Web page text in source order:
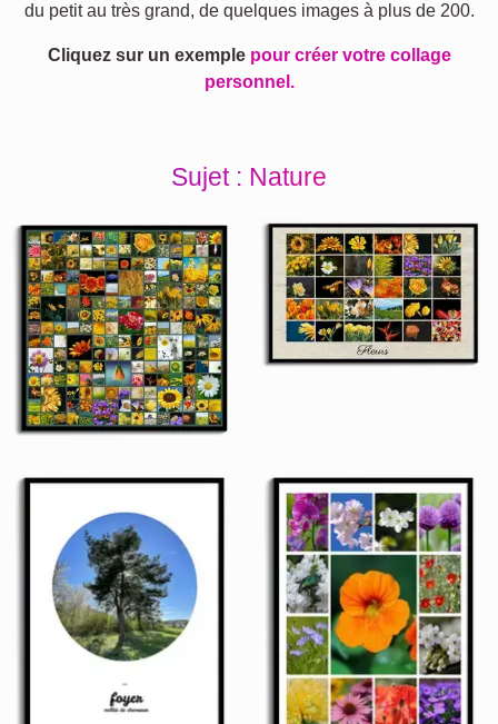
du petit au très grand, de quelques images à plus de 200.
Cliquez sur un exemple pour créer votre collage
personnel.
Sujet : Nature